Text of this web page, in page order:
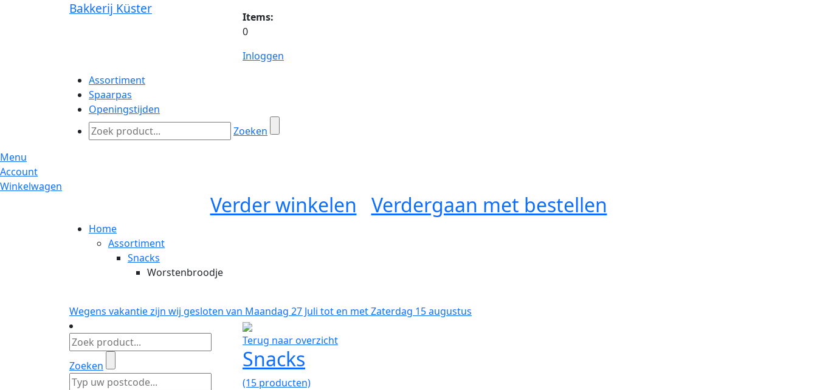
Bakkerij Küster
Items:
0
Inloggen
Assortiment
Spaarpas
Openingstijden
Zoeken
Menu
Account
Winkelwagen
Verder winkelen Verdergaan met bestellen
Home
Assortiment
Snacks
Worstenbroodje
Wegens vakantie zijn wij gesloten van Maandag 27 Juli tot en met Zaterdag 15 augustus
Zoeken
Terug naar overzicht
Snacks
(15 producten)